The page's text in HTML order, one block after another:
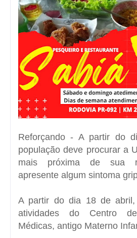
Reforçando - A partir do
população deve procurar a
mais próxima de sua
apresente algum sintoma
A partir do dia 18 de abril,
atividades do Centro de
Médicas, antigo Materno